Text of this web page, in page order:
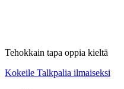
Tehokkain tapa oppia kieltä
Kokeile Talkpalia ilmaiseksi